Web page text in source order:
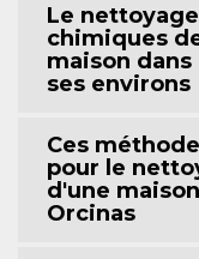
Le
chimiques
maison
ses environs
Ces
pour le
d'une
Orcinas